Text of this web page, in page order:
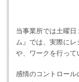
当事業所では土曜
ム』では、実際に
や、ワークを行って
感情のコントロール